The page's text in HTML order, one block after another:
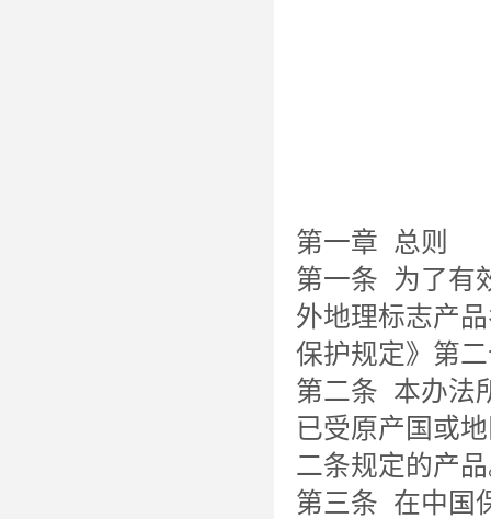
第一章 总则
第一条 为了有
外地理标志产
保护规定》第
第二条 本办法
已受原产国或
二条规定的产
第三条 在中国